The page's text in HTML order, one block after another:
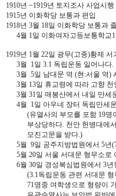
1910년 ~1919년 토지조사 사업시
1915년 이화학당 보통과 편입
1918년 3월 18일 이화학당 보통과
4월 1일 이화여자고등보통학교
1919년 1월 22일 광무(고종)황제 서
3월 1일 3.1 독립운동 일어나다.
3월 5일 남대문 역 (현:서울 역)
3월 13일 휴교령에 따라 고향 천
3월 31일 매봉산에서 내일 만세
4월 1일 아우네 장터 독립만세
(유열사의 부모를 포함 19명이
부상당하다. 천안 헌병대에서
모진고문을 받다.)
5월 9일 공주지방법원에서 5년
5월 20일 서울 서대문 형무소로
6월 30일 경성복심법원에서 3년
(3.1독립운동 관련 서대문 형
71명중 여학생으로 형량이 가